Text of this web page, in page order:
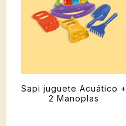
Sapi juguete Acuático +
2 Manoplas